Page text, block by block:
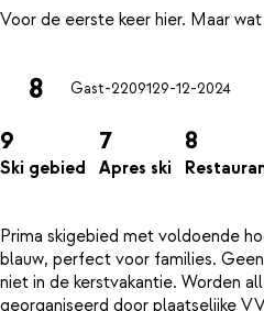
8 Gast-2209129-12-2024
9
Ski gebied
7
Apres ski
8
Prima skigebied met voldoende
blauw, perfect voor families.
niet in de kerstvakantie. Worden
georganiseerd door plaatselijke